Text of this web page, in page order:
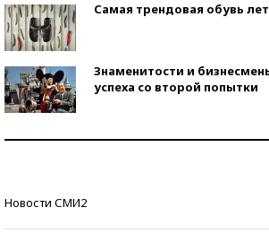
Самая трендовая обувь
Знаменитости и
успеха со второй попытки
Новости СМИ2